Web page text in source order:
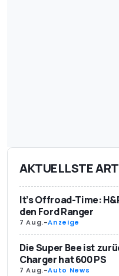
AKTUELLSTE
It’s Offroad-Time:
den Ford Ranger
7 Aug.-Anzeige
Die Super Bee ist
Charger hat 600 PS
7 Aug.-Auto News